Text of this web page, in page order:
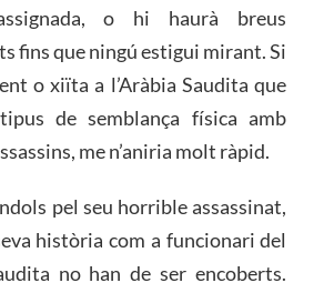
o hi haurà breus
fins que ningú estigui mirant. Si
o xiïta a l’Aràbia Saudita que
de semblança física amb
me n’aniria molt ràpid.
pel seu horrible assassinat,
història com a funcionari del
no han de ser encoberts.